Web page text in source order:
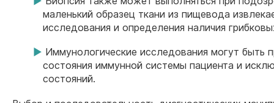
маленький образец ткани из пищевода
исследования и определения наличия
Иммунологические исследования могут быть
состояния иммунной системы пациента и
состояний.